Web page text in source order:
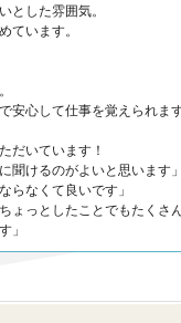
とした雰囲気。
ています。
安心して仕事を覚えられます
だいています！
聞けるのがよいと思います」
らなくて良いです」
ょっとしたことでもたくさ
」